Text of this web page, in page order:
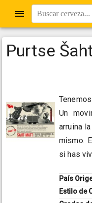
Buscar cerveza...
Purtse
Un
arruina
mismo.
si has
País
Estilo de